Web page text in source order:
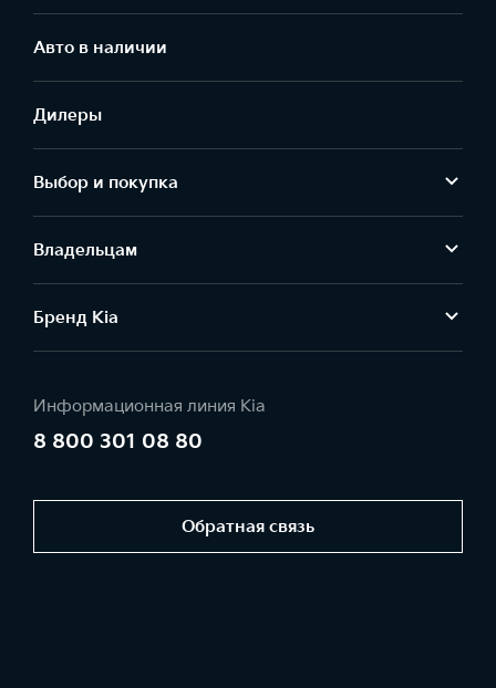
Aвто в наличии
Дилеры
Выбор и покупка
Владельцам
Бренд Kia
Информационная линия Kia
8 800 301 08 80
Обратная связь